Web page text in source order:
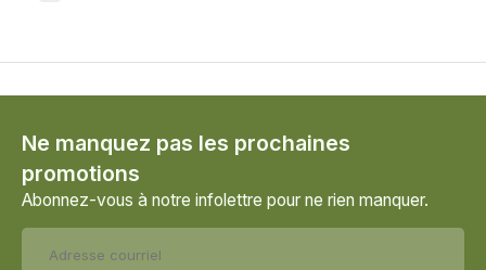
Ne manquez pas les prochaines
promotions
Abonnez-vous à notre infolettre pour ne rien manquer.